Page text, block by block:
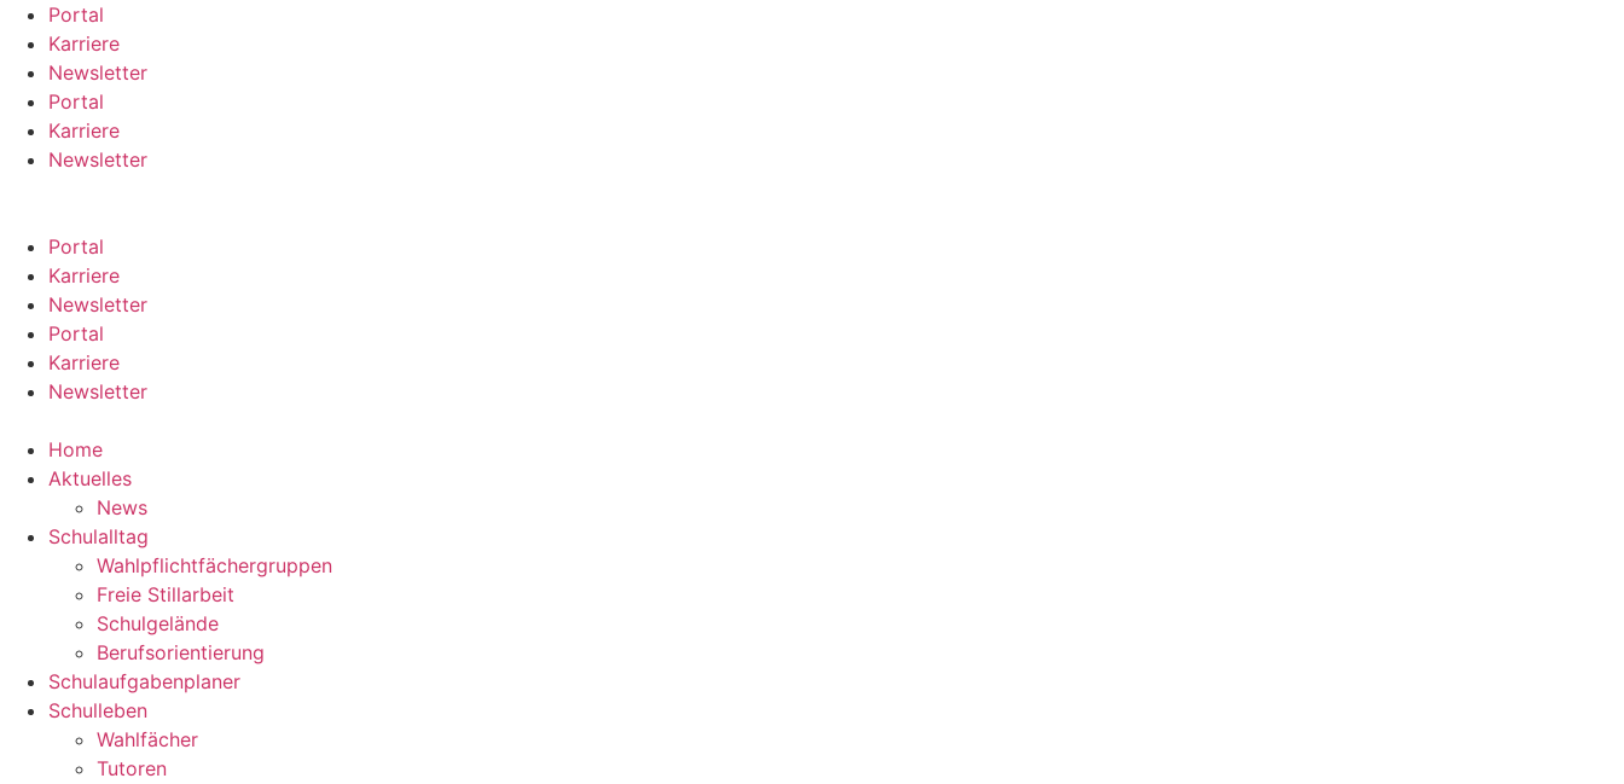
Zum
Inhalt
springen
Portal
Karriere
Newsletter
Portal
Karriere
Newsletter
Portal
Karriere
Newsletter
Portal
Karriere
Newsletter
Home
Aktuelles
News
Schulalltag
Wahlpflichtfächergruppen
Freie Stillarbeit
Schulgelände
Berufsorientierung
Schulaufgabenplaner
Schulleben
Wahlfächer
Tutoren